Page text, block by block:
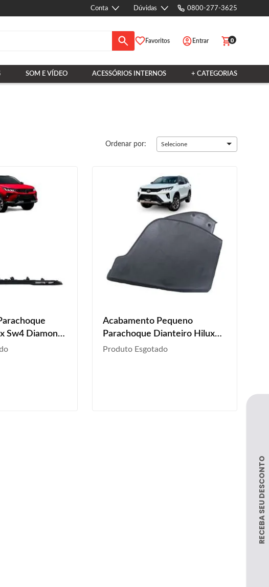
Conta Dúvidas 0800-277-3625
Favoritos Entrar 0
SOM E VÍDEO ACESSÓRIOS INTERNOS + CATEGORIAS
Ordenar por: Selecione
Sw4 Diamond
Acabamento Pequeno
Parachoque Dianteiro Hilux
Sw4 2021 2022
Produto Esgotado